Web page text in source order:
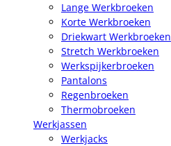
Lange Werkbroeken
Korte Werkbroeken
Driekwart Werkbroeken
Stretch Werkbroeken
Werkspijkerbroeken
Pantalons
Regenbroeken
Thermobroeken
Werkjassen
Werkjacks